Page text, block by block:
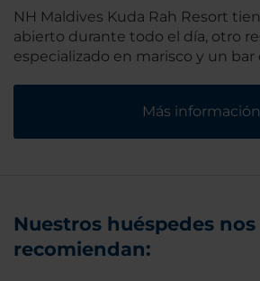
NH Maldives Kuda Rah Resort
abierto durante todo el día, otro
especializado en marisco y un bar
Más información
Nuestros huéspedes nos
recomiendan: